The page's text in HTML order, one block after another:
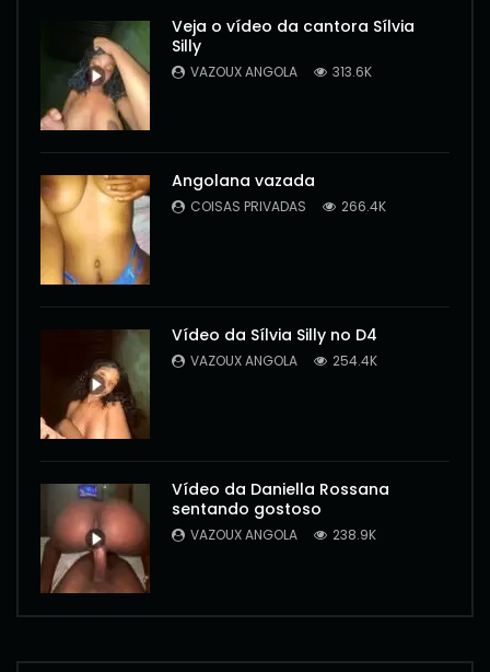
Veja o vídeo da cantora Sílvia
Silly
VAZOUX ANGOLA 313.6K
Angolana vazada
COISAS PRIVADAS 266.4K
Vídeo da Sílvia Silly no D4
VAZOUX ANGOLA 254.4K
Vídeo da Daniella Rossana
sentando gostoso
VAZOUX ANGOLA 238.9K